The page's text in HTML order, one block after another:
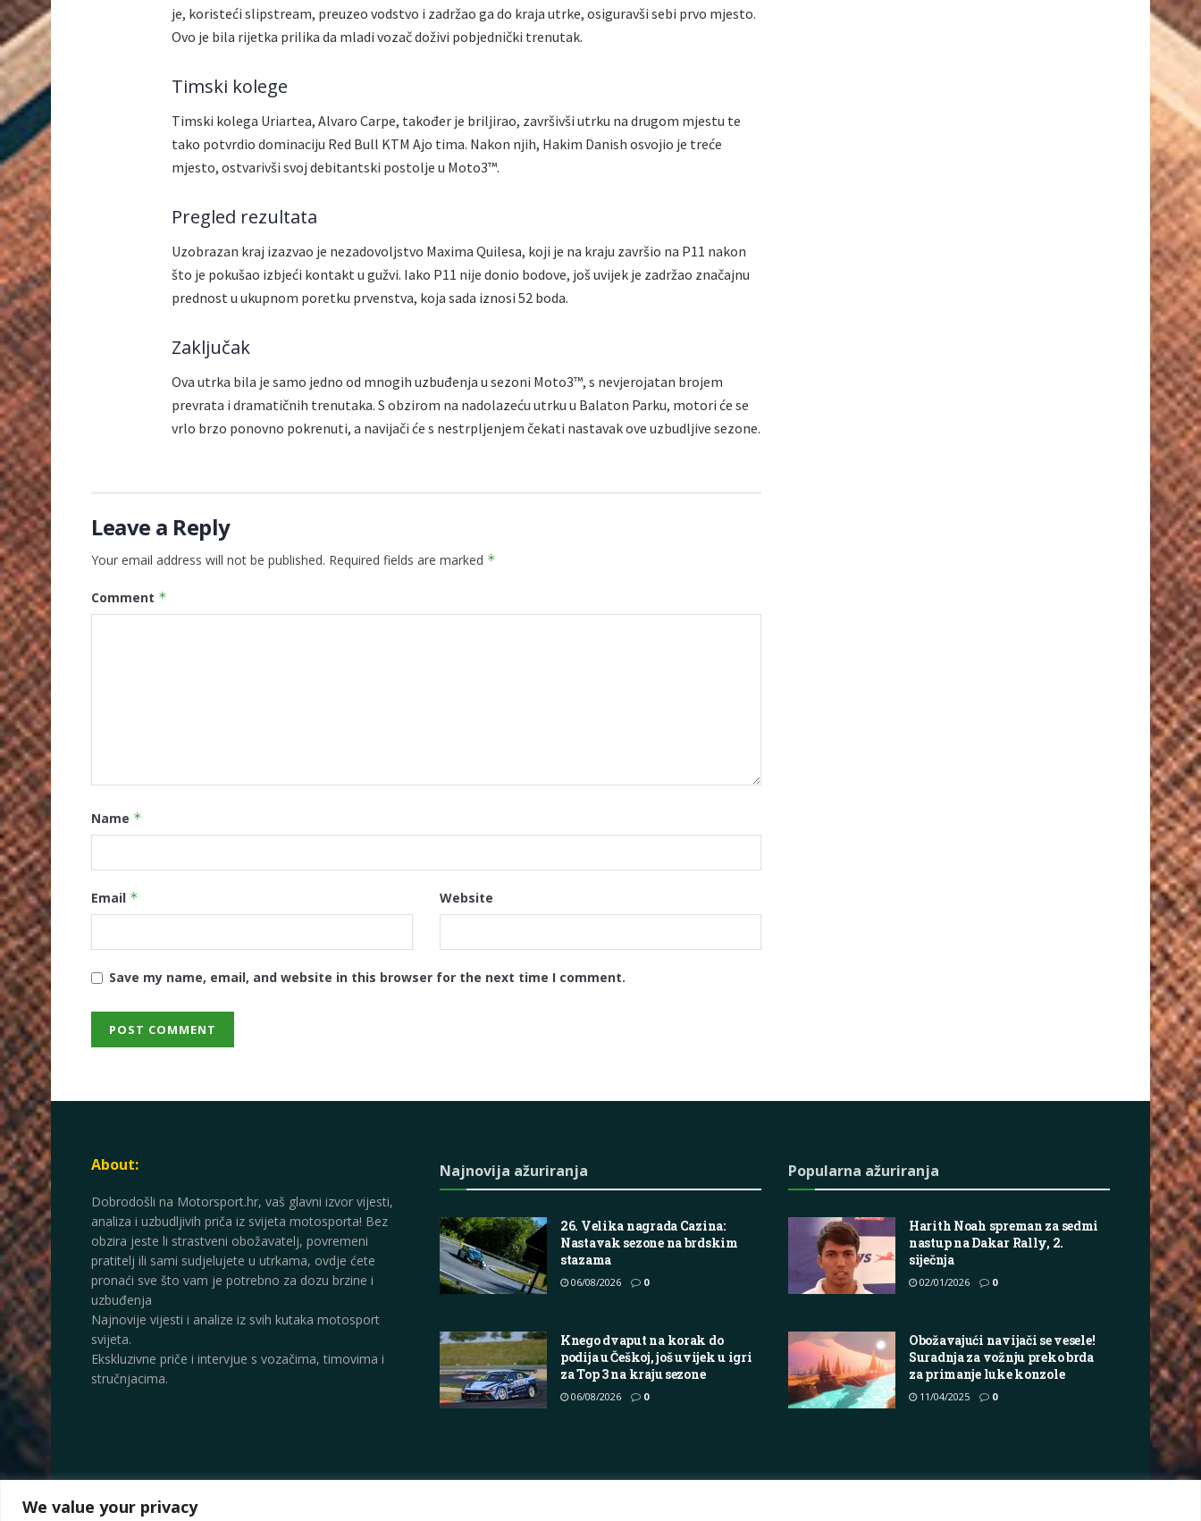
We value your privacy
je, koristeći slipstream, preuzeo vodstvo i zadržao ga do kraja utrke, osiguravši sebi prvo mjesto.
Ovo je bila rijetka prilika da mladi vozač doživi pobjednički trenutak.
Timski kolege
Timski kolega Uriartea, Alvaro Carpe, također je briljirao, završivši utrku na drugom mjestu te
tako potvrdio dominaciju Red Bull KTM Ajo tima. Nakon njih, Hakim Danish osvojio je treće
mjesto, ostvarivši svoj debitantski postolje u Moto3™.
Pregled rezultata
Uzobrazan kraj izazvao je nezadovoljstvo Maxima Quilesa, koji je na kraju završio na P11 nakon
što je pokušao izbjeći kontakt u gužvi. Iako P11 nije donio bodove, još uvijek je zadržao značajnu
prednost u ukupnom poretku prvenstva, koja sada iznosi 52 boda.
Zaključak
Ova utrka bila je samo jedno od mnogih uzbuđenja u sezoni Moto3™, s nevjerojatan brojem
prevrata i dramatičnih trenutaka. S obzirom na nadolazeću utrku u Balaton Parku, motori će se
vrlo brzo ponovno pokrenuti, a navijači će s nestrpljenjem čekati nastavak ove uzbudljive sezone.
Leave a Reply
Your email address will not be published. Required fields are marked *
Comment *
Name *
Email * Website
Save my name, email, and website in this browser for the next time I comment.
About:
Dobrodošli na Motorsport.hr, vaš glavni izvor vijesti,
analiza i uzbudljivih priča iz svijeta motosporta! Bez
obzira jeste li strastveni obožavatelj, povremeni
pratitelj ili sami sudjelujete u utrkama, ovdje ćete
pronaći sve što vam je potrebno za dozu brzine i
uzbuđenja
Najnovije vijesti i analize iz svih kutaka motosport
svijeta.
Ekskluzivne priče i intervjue s vozačima, timovima i
stručnjacima.
Najnovija ažuriranja
26. Velika nagrada Cazina:
Nastavak sezone na brdskim
stazama
06/08/2026 0
Knego dvaput na korak do
podija u Češkoj, još uvijek u igri
za Top 3 na kraju sezone
06/08/2026 0
Popularna ažuriranja
Harith Noah spreman za sedmi
nastup na Dakar Rally, 2.
siječnja
02/01/2026 0
Obožavajući navijači se vesele!
Suradnja za vožnju preko brda
za primanje luke konzole
11/04/2025 0